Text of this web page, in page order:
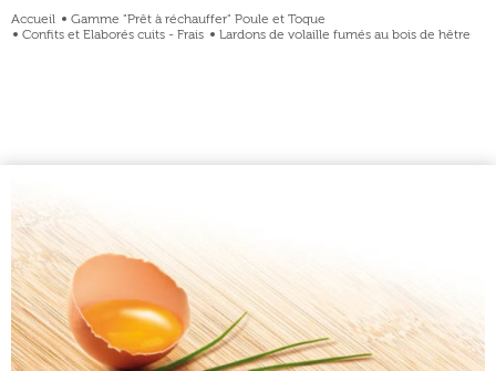
Accueil
Gamme "Prêt à réchauffer" Poule et Toque
Confits et Elaborés cuits - Frais
Lardons de volaille fumés au bois de hêtre